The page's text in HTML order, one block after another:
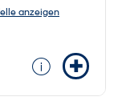
anzeigen